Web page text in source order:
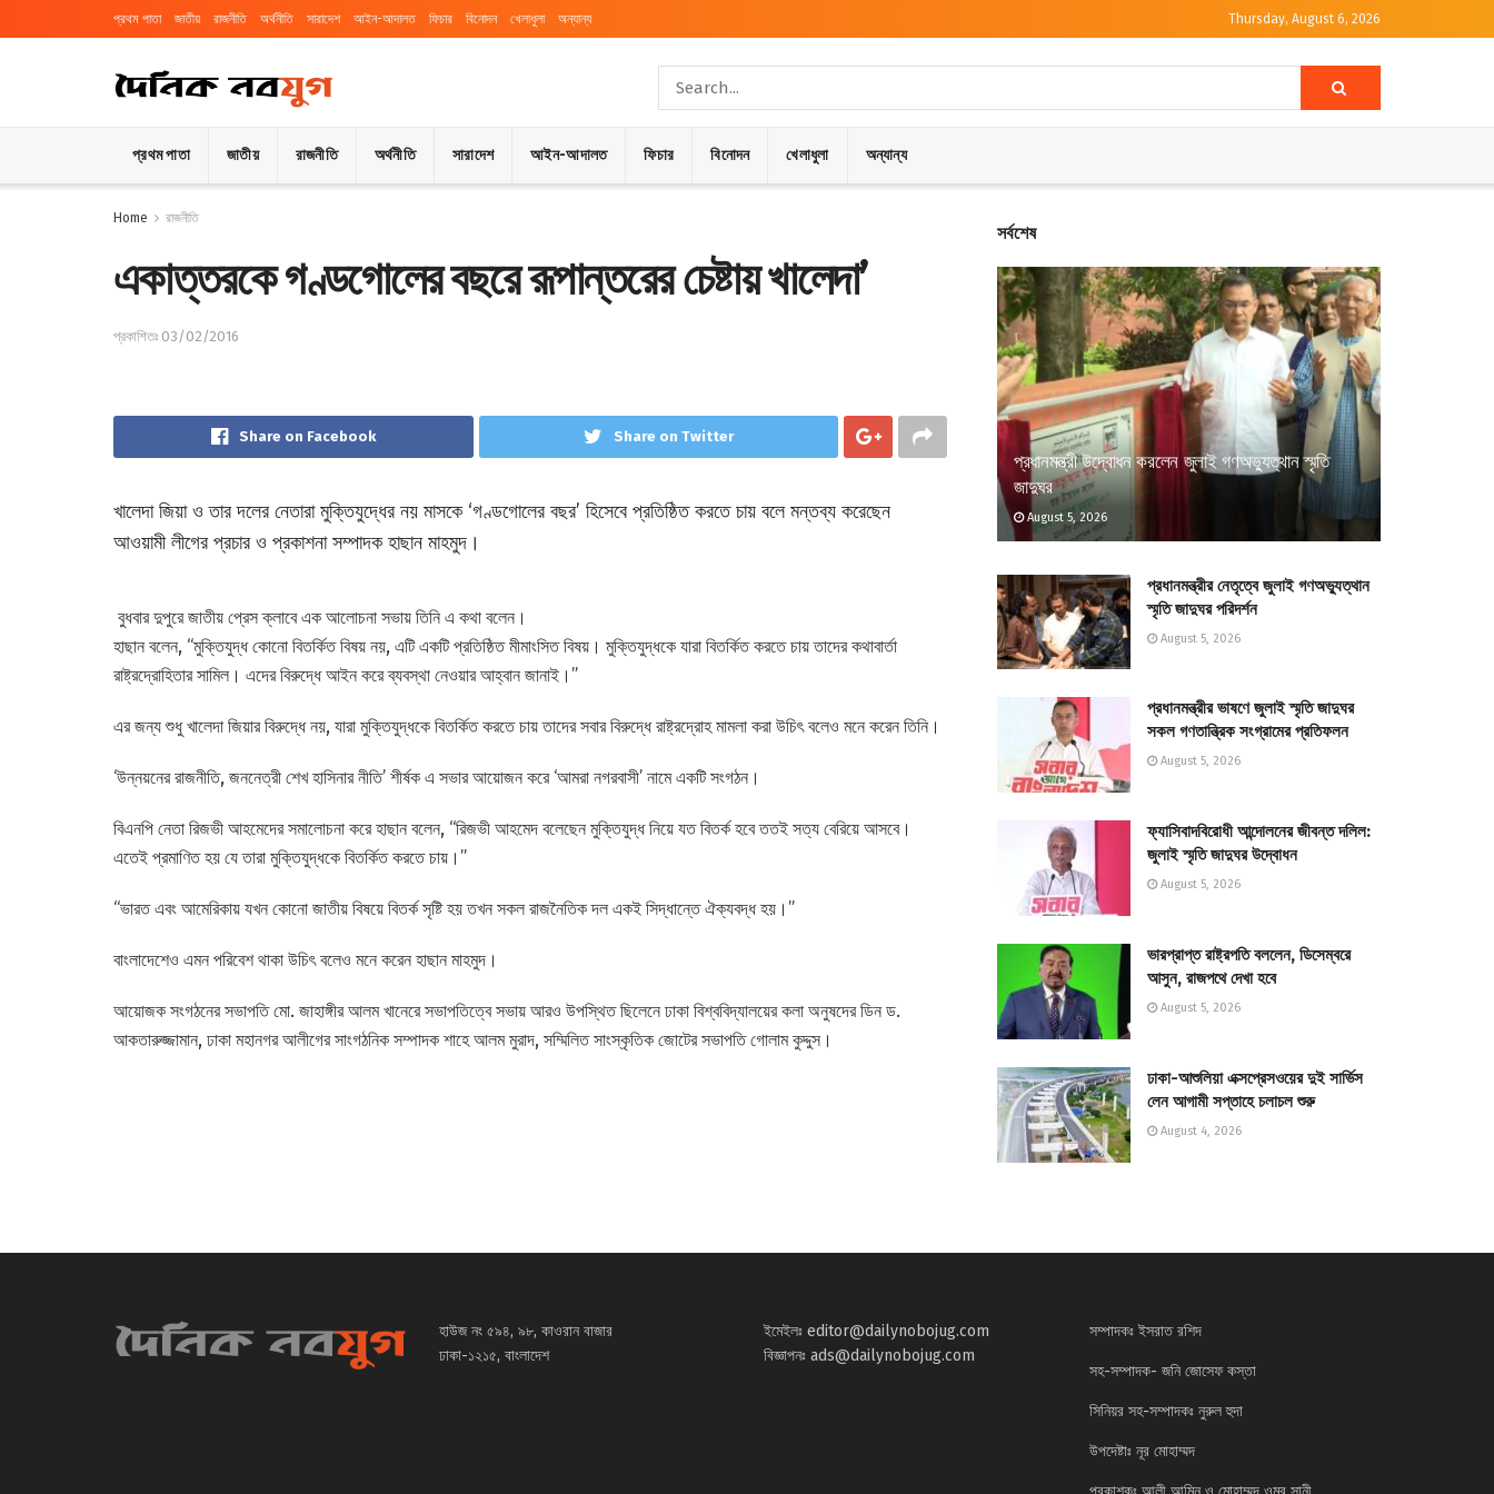
প্রথম পাতা জাতীয় রাজনীতি অর্থনীতি সারাদেশ আইন-আদালত ফিচার বিনোদন খেলাধুলা অন্যান্য Thursday, August 6, 2026
প্রথম পাতা জাতীয় রাজনীতি অর্থনীতি সারাদেশ আইন-আদালত ফিচার বিনোদন খেলাধুলা অন্যান্য
Home রাজনীতি
একাত্তরকে গণ্ডগোলের বছরে রূপান্তরের চেষ্টায় খালেদা’
প্রকাশিতঃ 03/02/2016
Share on Facebook Share on Twitter
খালেদা জিয়া ও তার দলের নেতারা মুক্তিযুদ্ধের নয় মাসকে ‘গণ্ডগোলের বছর’ হিসেবে প্রতিষ্ঠিত করতে চায় বলে মন্তব্য করেছেন
আওয়ামী লীগের প্রচার ও প্রকাশনা সম্পাদক হাছান মাহমুদ।
বুধবার দুপুরে জাতীয় প্রেস ক্লাবে এক আলোচনা সভায় তিনি এ কথা বলেন।
হাছান বলেন, “‍মুক্তিযুদ্ধ কোনো বিতর্কিত বিষয় নয়, এটি একটি প্রতিষ্ঠিত মীমাংসিত বিষয়। মুক্তিযুদ্ধকে যারা বিতর্কিত করতে চায় তাদের কথাবার্তা
রাষ্ট্রদ্রোহিতার সামিল। এদের বিরুদ্ধে আইন করে ব্যবস্থা নেওয়ার আহ্বান জানাই।”
এর জন্য শুধু খালেদা জিয়ার বিরুদ্ধে নয়, যারা মুক্তিযুদ্ধকে বিতর্কিত করতে চায় তাদের সবার বিরুদ্ধে রাষ্ট্রদ্রোহ মামলা করা উচিৎ বলেও মনে করেন তিনি।
‘উন্নয়নের রাজনীতি, জননেত্রী শেখ হাসিনার নীতি’ শীর্ষক এ সভার আয়োজন করে ‘আমরা নগরবাসী’ নামে একটি সংগঠন।
বিএনপি নেতা রিজভী আহমেদের সমালোচনা করে হাছান বলেন, “রিজভী আহমেদ বলেছেন মুক্তিযুদ্ধ নিয়ে যত বিতর্ক হবে ততই সত্য বেরিয়ে আসবে।
এতেই প্রমাণিত হয় যে তারা মুক্তিযুদ্ধকে বিতর্কিত করতে চায়।”
“ভারত এবং আমেরিকায় যখন কোনো জাতীয় বিষয়ে বিতর্ক সৃষ্টি হয় তখন সকল রাজনৈতিক দল একই সিদ্ধান্তে ঐক্যবদ্ধ হয়।”
বাংলাদেশেও এমন পরিবেশ থাকা উচিৎ বলেও মনে করেন হাছান মাহমুদ।
আয়োজক সংগঠনের সভাপতি মো. জাহাঙ্গীর আলম খানেরে সভাপতিত্বে সভায় আরও উপস্থিত ছিলেনে ঢাকা বিশ্ববিদ্যালয়ের কলা অনুষদের ডিন ড.
আকতারুজ্জামান, ঢাকা মহানগর আলীগের সাংগঠনিক সম্পাদক শাহে আলম মুরাদ, সম্মিলিত সাংস্কৃতিক জোটের সভাপতি গোলাম কুদ্দুস।
সর্বশেষ
প্রধানমন্ত্রী উদ্বোধন করলেন জুলাই গণঅভ্যুত্থান স্মৃতি
জাদুঘর
August 5, 2026
প্রধানমন্ত্রীর নেতৃত্বে জুলাই গণঅভ্যুত্থান
স্মৃতি জাদুঘর পরিদর্শন
August 5, 2026
প্রধানমন্ত্রীর ভাষণে জুলাই স্মৃতি জাদুঘর
সকল গণতান্ত্রিক সংগ্রামের প্রতিফলন
August 5, 2026
ফ্যাসিবাদবিরোধী আন্দোলনের জীবন্ত দলিল:
জুলাই স্মৃতি জাদুঘর উদ্বোধন
August 5, 2026
ভারপ্রাপ্ত রাষ্ট্রপতি বললেন, ডিসেম্বরে
আসুন, রাজপথে দেখা হবে
August 5, 2026
ঢাকা-আশুলিয়া এক্সপ্রেসওয়ের দুই সার্ভিস
লেন আগামী সপ্তাহে চলাচল শুরু
August 4, 2026
হাউজ নং ৫৯৪, ৯৮, কাওরান বাজার
ঢাকা-১২১৫, বাংলাদেশ
ইমেইলঃ editor@dailynobojug.com
বিজ্ঞাপনঃ ads@dailynobojug.com
সম্পাদকঃ ইসরাত রশিদ
সহ-সম্পাদক- জনি জোসেফ কস্তা
সিনিয়র সহ-সম্পাদকঃ নুরুল হুদা
উপদেষ্টাঃ নূর মোহাম্মদ